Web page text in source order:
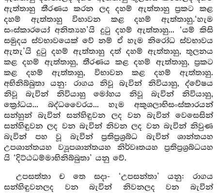
ඇත්තාහු තීරණය කරන ලද දහම් ඇත්තාහු ප්‍රකට කළ
දහම් ඇත්තාහු විභාවන කළ දහම් ඇත්තාහු.‘හැම
සංස්කාරයෝ අනිත්‍යහ’යි දුටු දහම් ඇත්තාහු... ‘යම් කිසි
සමුදය ස්වභාවයෙක් වේ නම් ඒ හැම නිරෝධ ස්වභාවය
ඇතැ’යි දුටු දහම් ඇත්තාහු දත් දහම් ඇත්තාහු, තුලනය
කළ දහම් ඇත්තාහු, තීරණය කළ දහම් ඇත්තාහු, ප්‍රකට
කළ දහම් ඇත්තාහු, විභාවන කළ දහම් ඇත්තාහු.
අභිනිබ්බුතා යනු: රාගය නිවූ බැවින් නිවියාහු, ද්වේෂය
නිවූ බැවින් නිවියාහු මෝහය නිවූ බැවින් නිවියාහු,
ක්‍රෝධය... බද්ධවෛරය... හැම අකුශලාභිසංස්කාරයන්
සන්හුන් බැවින් සන්හිඳුවන ලද වන බැවින් වෙසෙසින්
සන්හිඳුවන ලද වන බැවින් නිවන ලද වන බැවින් නිවුණ
බැවින් පහ වූ බැවින් ප්‍රතිප්‍රශ්‍රබ්ධ බැවින් ශාන්තයහ
උපශාන්තයහ ව්‍යූපශාන්තයහ නිර්වෘතයහ ප්‍රතිප්‍රශ්‍රබ්ධයහ
යි ‘දිට්ඨධම්මාභිනිබ්බුතා’ යනු වේ.
උපසත්තා ච තෙ සදා- ‘උපසන්තා’ යනු: රාගය
සන්හිඳුවනලද වන බැවින් නිවනලද වන බැවින්